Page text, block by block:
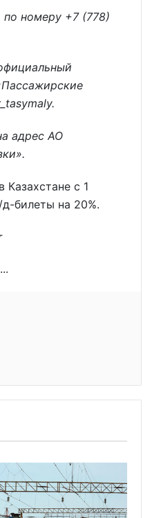
по номеру +7 (778)
адрес АО
Казахстане с 1
билеты на 20%.